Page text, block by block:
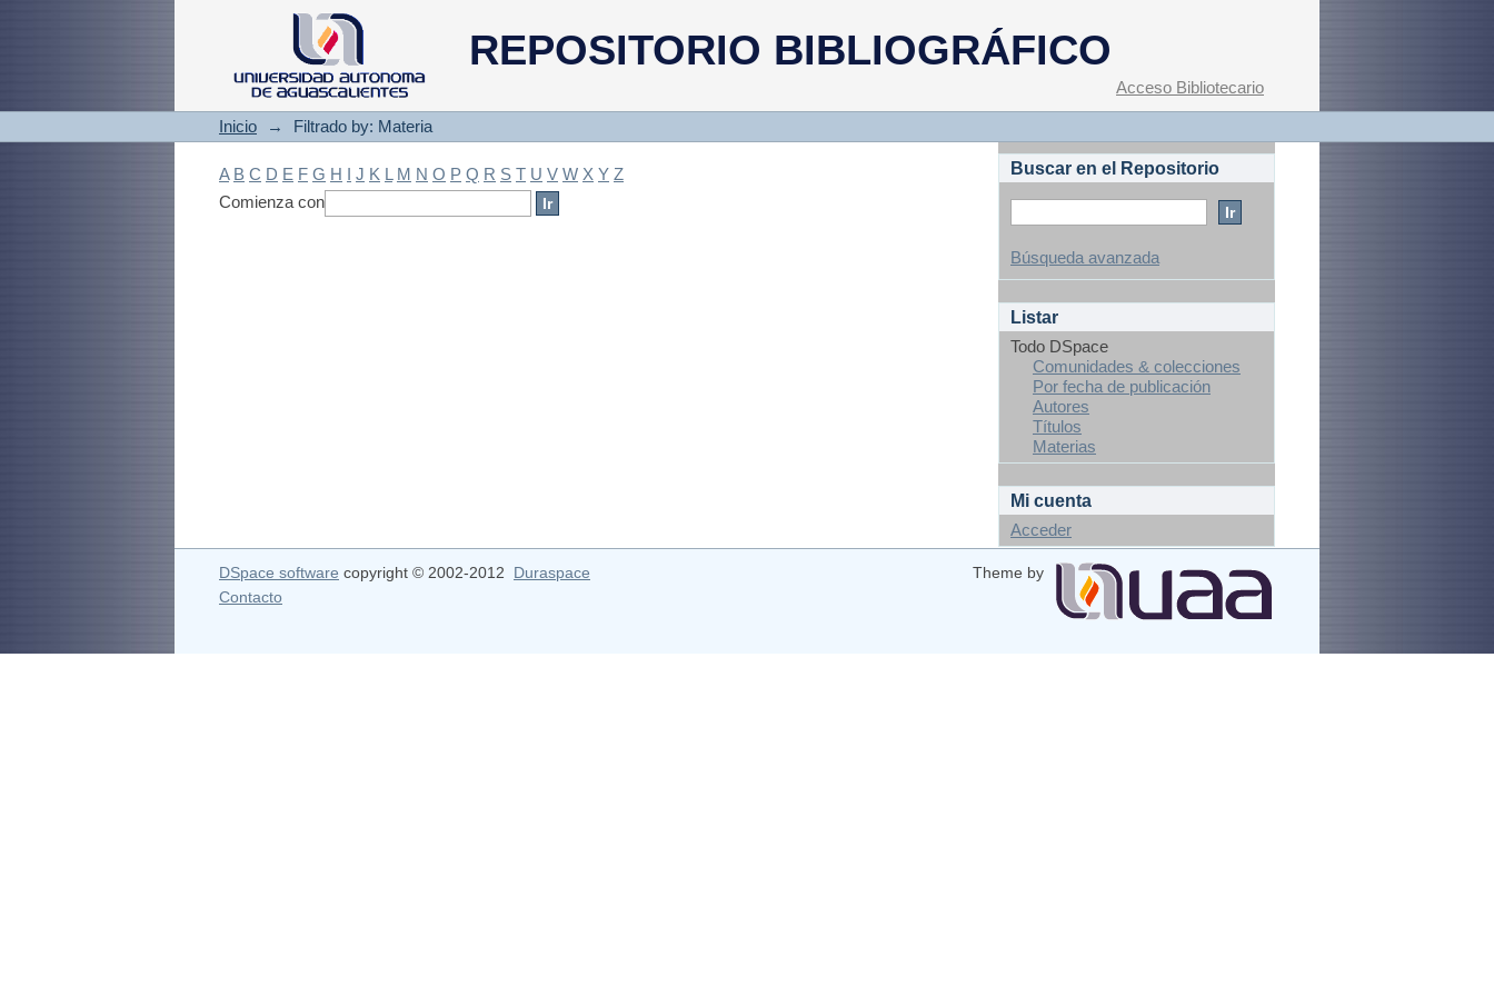
REPOSITORIO BIBLIOGRÁFICO
Filtrado by: Materia
Acceso Bibliotecario
Inicio → Filtrado by: Materia
A B C D E F G H I J K L M N O P Q R S T U V W X Y Z
Comienza con
Buscar en el Repositorio
Búsqueda avanzada
Listar
Todo DSpace
Comunidades & colecciones
Por fecha de publicación
Autores
Títulos
Materias
Mi cuenta
Acceder
DSpace software copyright © 2002-2012 Duraspace
Theme by
Contacto